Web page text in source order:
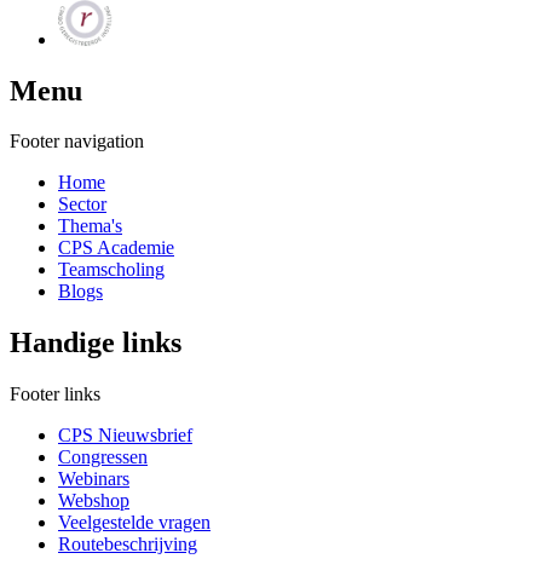
Menu
Footer navigation
Home
Sector
Thema's
CPS Academie
Teamscholing
Blogs
Handige links
Footer links
CPS Nieuwsbrief
Congressen
Webinars
Webshop
Veelgestelde vragen
Routebeschrijving